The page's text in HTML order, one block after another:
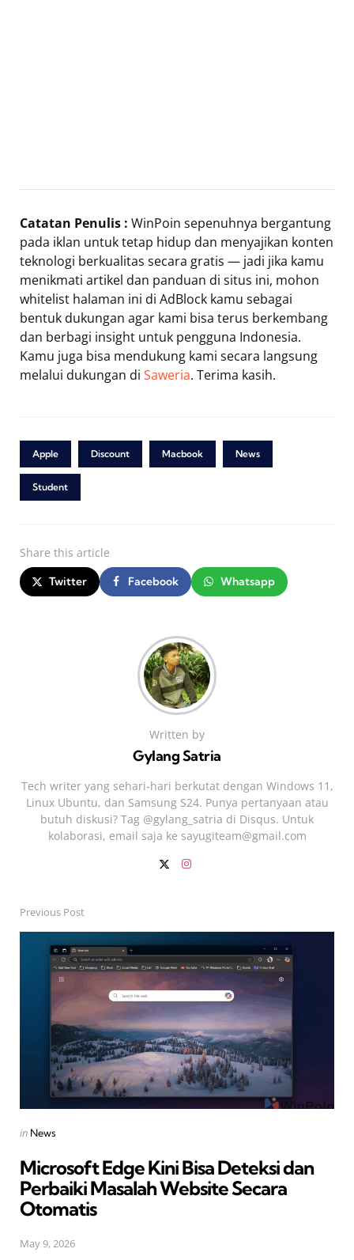
Catatan Penulis : WinPoin sepenuhnya bergantung
pada iklan untuk tetap hidup dan menyajikan konten
teknologi berkualitas secara gratis — jadi jika kamu
menikmati artikel dan panduan di situs ini, mohon
whitelist halaman ini di AdBlock kamu sebagai
bentuk dukungan agar kami bisa terus berkembang
dan berbagi insight untuk pengguna Indonesia.
Kamu juga bisa mendukung kami secara langsung
melalui dukungan di Saweria. Terima kasih.
Apple Discount Macbook News
Student
Share this article
Twitter Facebook Whatsapp
Written by
Gylang Satria
Tech writer yang sehari‑hari berkutat dengan Windows 11,
Linux Ubuntu, dan Samsung S24. Punya pertanyaan atau
butuh diskusi? Tag @gylang_satria di Disqus. Untuk
kolaborasi, email saja ke sayugiteam@gmail.com
Post
navigation
Previous Post
Posted
in News
Microsoft Edge Kini Bisa Deteksi dan
Perbaiki Masalah Website Secara
Otomatis
May 9, 2026